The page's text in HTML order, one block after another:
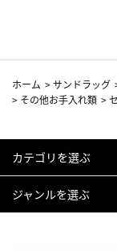
ホーム >サンドラッグ
> その他お手入れ類 >
カテゴリを選ぶ
ジャンルを選ぶ